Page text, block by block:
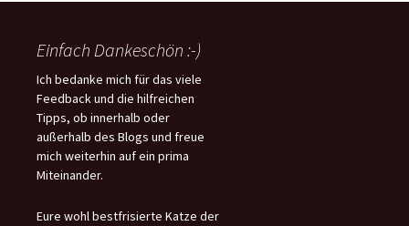
Einfach Dankeschön :-)
Ich bedanke mich für das viele
Feedback und die hilfreichen
Tipps, ob innerhalb oder
außerhalb des Blogs und freue
mich weiterhin auf ein prima
Miteinander.
Eure wohl bestfrisierte Katze der